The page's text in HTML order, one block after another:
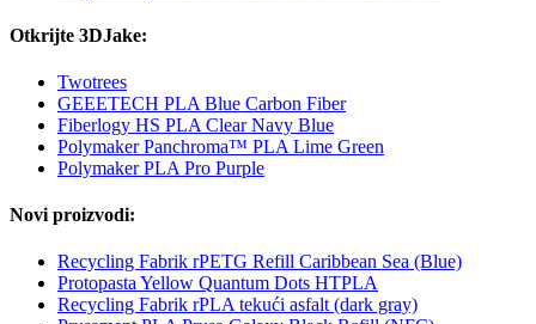
Otkrijte 3DJake:
Twotrees
GEEETECH PLA Blue Carbon Fiber
Fiberlogy HS PLA Clear Navy Blue
Polymaker Panchroma™ PLA Lime Green
Polymaker PLA Pro Purple
Novi proizvodi:
Recycling Fabrik rPETG Refill Caribbean Sea (Blue)
Protopasta Yellow Quantum Dots HTPLA
Recycling Fabrik rPLA tekući asfalt (dark gray)